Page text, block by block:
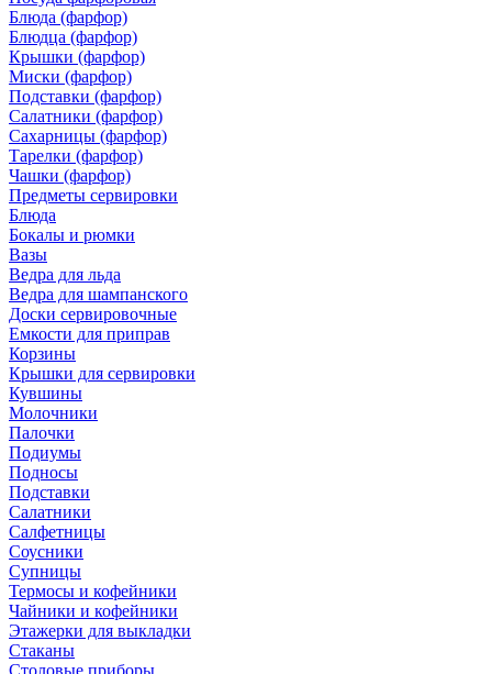
Блюда (фарфор)
Блюдца (фарфор)
Крышки (фарфор)
Миски (фарфор)
Подставки (фарфор)
Салатники (фарфор)
Сахарницы (фарфор)
Тарелки (фарфор)
Чашки (фарфор)
Предметы сервировки
Блюда
Бокалы и рюмки
Вазы
Ведра для льда
Ведра для шампанского
Доски сервировочные
Емкости для приправ
Корзины
Крышки для сервировки
Кувшины
Молочники
Палочки
Подиумы
Подносы
Подставки
Салатники
Салфетницы
Соусники
Супницы
Термосы и кофейники
Чайники и кофейники
Этажерки для выкладки
Стаканы
Столовые приборы